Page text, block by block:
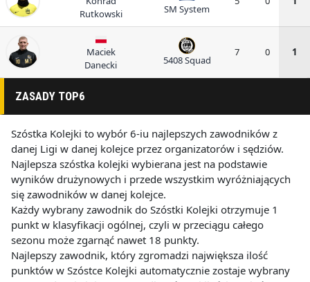
Rutkowski
SM System
Maciek
Danecki
5408 Squad
7 0 1
ZASADY TOP6
Szóstka Kolejki to wybór 6-iu najlepszych zawodników z
danej Ligi w danej kolejce przez organizatorów i sędziów.
Najlepsza szóstka kolejki wybierana jest na podstawie
wyników drużynowych i przede wszystkim wyróżniających
się zawodników w danej kolejce.
Każdy wybrany zawodnik do Szóstki Kolejki otrzymuje 1
punkt w klasyfikacji ogólnej, czyli w przeciągu całego
sezonu może zgarnąć nawet 18 punkty.
Najlepszy zawodnik, który zgromadzi największa ilość
punktów w Szóstce Kolejki automatycznie zostaje wybrany